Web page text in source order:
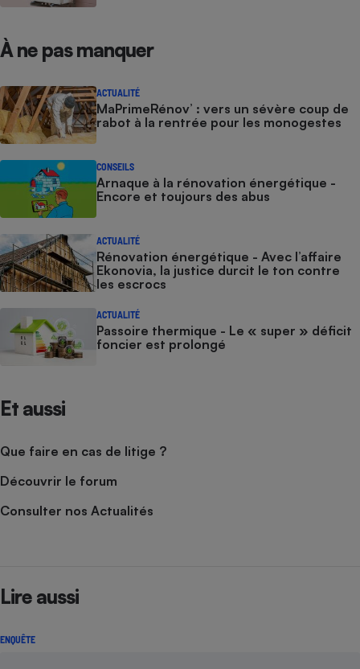
À ne pas manquer
ACTUALITÉ
MaPrimeRénov’ : vers un sévère coup de
rabot à la rentrée pour les monogestes
CONSEILS
Arnaque à la rénovation énergétique -
Encore et toujours des abus
ACTUALITÉ
Rénovation énergétique - Avec l’affaire
Ekonovia, la justice durcit le ton contre
les escrocs
ACTUALITÉ
Passoire thermique - Le « super » déficit
foncier est prolongé
Et aussi
Que faire en cas de litige ?
Découvrir le forum
Consulter nos Actualités
Lire aussi
ENQUÊTE